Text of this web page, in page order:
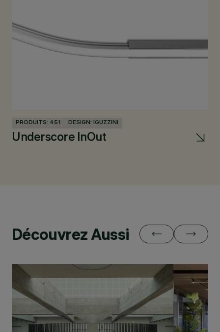
PRODUITS: 451 DESIGN: IGUZZINI
Underscore InOut
Découvrez Aussi